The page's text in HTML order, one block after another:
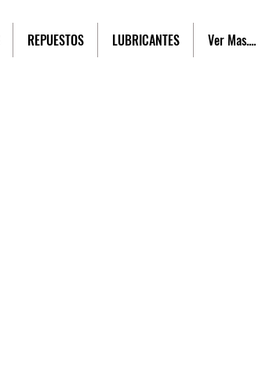
REPUESTOS LUBRICANTES Ver Mas....